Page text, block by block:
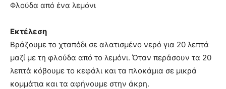
Φλούδα από ένα λεμόνι
Εκτέλεση
Βράζουμε το χταπόδι σε αλατισμένο νερό για 20 λεπτά
μαζί με τη φλούδα από το λεμόνι. Όταν περάσουν τα 20
λεπτά κόβουμε το κεφάλι και τα πλοκάμια σε μικρά
κομμάτια και τα αφήνουμε στην άκρη.